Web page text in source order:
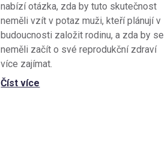
nabízí otázka, zda by tuto skutečnost
neměli vzít v potaz muži, kteří plánují v
budoucnosti založit rodinu, a zda by se
neměli začít o své reprodukční zdraví
více zajímat.
Číst více